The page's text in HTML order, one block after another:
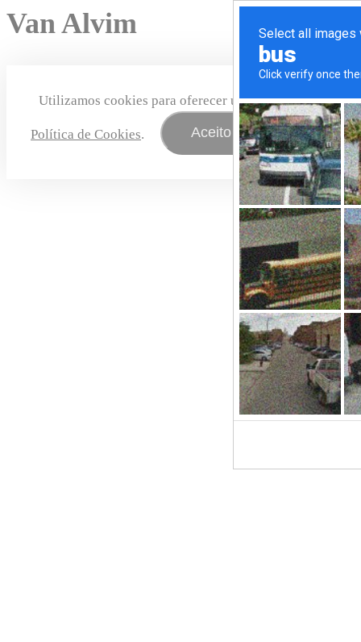
Van Alvim
Utilizamos cookies para oferecer uma melhor
Política de Cookies. Aceito